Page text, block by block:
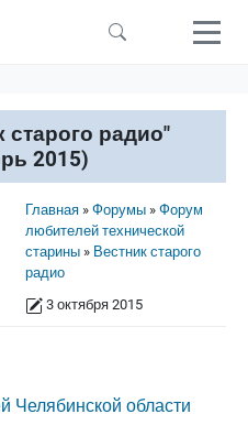
старого радио"
2015)
Строка навигации
Главная Форумы
Форум
любителей технической
старины
Вестник старого
радио
3 октября 2015
Челябинской области